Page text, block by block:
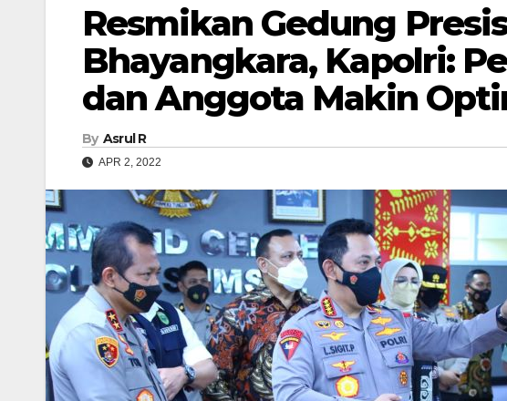
Resmikan Gedung
Bhayangkara, Kapolri:
dan Anggota Makin
By Asrul R
APR 2, 2022